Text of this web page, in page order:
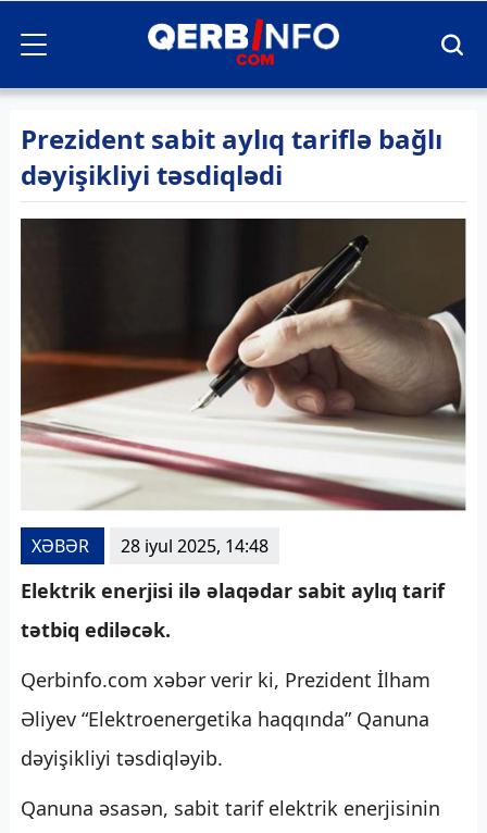
Prezident sabit aylıq tariflə bağlı
dəyişikliyi təsdiqlədi
XƏBƏR 28 iyul 2025, 14:48
Elektrik enerjisi ilə əlaqədar sabit aylıq tarif
tətbiq ediləcək.
Qerbinfo.com xəbər verir ki, Prezident İlham
Əliyev “Elektroenergetika haqqında” Qanuna
dəyişikliyi təsdiqləyib.
Qanuna əsasən, sabit tarif elektrik enerjisinin